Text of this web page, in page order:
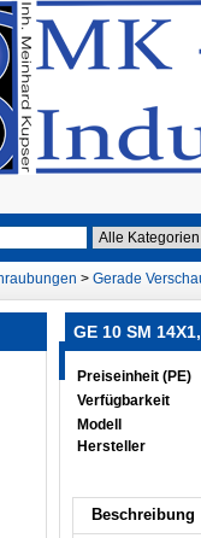
> Gerade
GE 10 SM
Preiseinheit (PE)
Verfügbarkeit
Modell
Hersteller
Beschreibung